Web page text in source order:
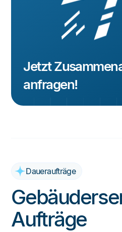
Jetzt
anfragen!
Daueraufträge
Aufträge